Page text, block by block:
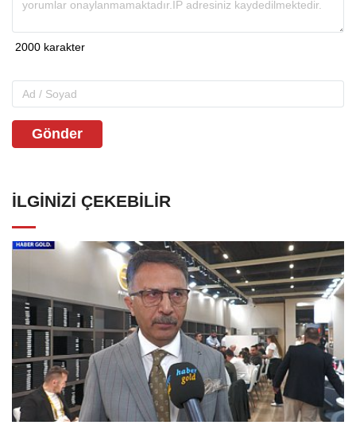
Gönder
İLGINIZI ÇEKEBILIR